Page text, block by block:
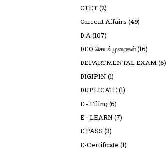
CTET(2)
Current Affairs (49)
D A(107)
DEO செயல்முறைகள்(16)
DEPARTMENTAL EXAM (6)
DIGIPIN (1)
DUPLICATE (1)
E - Filing(6)
E - LEARN (7)
E PASS (3)
E-Certificate (1)